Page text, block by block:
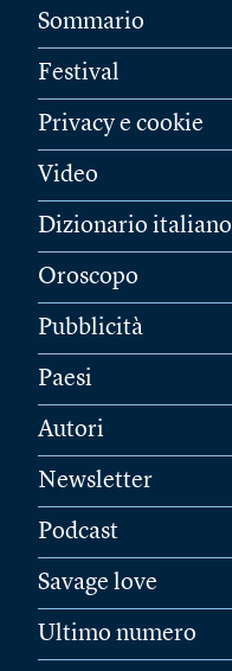
Sommario
Festival
Privacy e cookie
Video
Dizionario italiano
Oroscopo
Pubblicità
Paesi
Autori
Newsletter
Podcast
Savage love
Ultimo numero